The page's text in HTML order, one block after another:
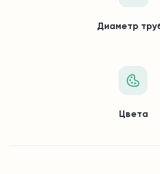
Диаметр
Цвета